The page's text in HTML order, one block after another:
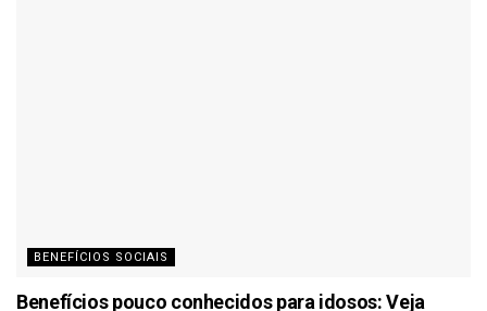
BENEFÍCIOS SOCIAIS
Benefícios pouco conhecidos para idosos: Veja